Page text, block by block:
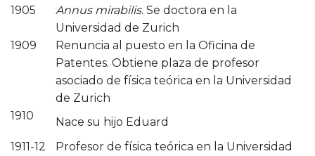
1905
Annus mirabilis. Se doctora en la
Universidad de Zurich
1909
Renuncia al puesto en la Oficina de
Patentes. Obtiene plaza de profesor
asociado de física teórica en la Universidad
de Zurich
1910
Nace su hijo Eduard
1911-12
Profesor de física teórica en la Universidad